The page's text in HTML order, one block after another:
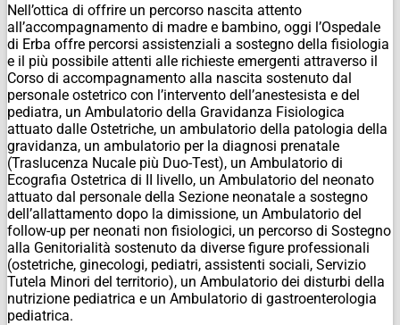
Nell’ottica di offrire un percorso nascita attento
all’accompagnamento di madre e bambino, oggi l’Ospedale
di Erba offre percorsi assistenziali a sostegno della fisiologia
e il più possibile attenti alle richieste emergenti attraverso il
Corso di accompagnamento alla nascita sostenuto dal
personale ostetrico con l’intervento dell’anestesista e del
pediatra, un Ambulatorio della Gravidanza Fisiologica
attuato dalle Ostetriche, un ambulatorio della patologia della
gravidanza, un ambulatorio per la diagnosi prenatale
(Traslucenza Nucale più Duo-Test), un Ambulatorio di
Ecografia Ostetrica di II livello, un Ambulatorio del neonato
attuato dal personale della Sezione neonatale a sostegno
dell’allattamento dopo la dimissione, un Ambulatorio del
follow-up per neonati non fisiologici, un percorso di Sostegno
alla Genitorialità sostenuto da diverse figure professionali
(ostetriche, ginecologi, pediatri, assistenti sociali, Servizio
Tutela Minori del territorio), un Ambulatorio dei disturbi della
nutrizione pediatrica e un Ambulatorio di gastroenterologia
pediatrica.